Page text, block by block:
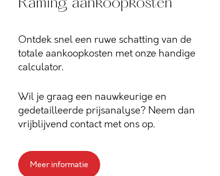
Ontdek snel een ruwe schatting van de
totale aankoopkosten met onze handige
calculator.
Wil je graag een nauwkeurige en
gedetailleerde prijsanalyse? Neem dan
vrijblijvend contact met ons op.
Meer informatie